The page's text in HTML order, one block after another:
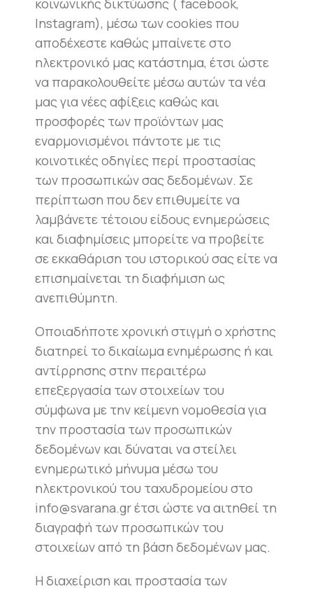
κοινωνικής δικτύωσης ( facebook,
Instagram), μέσω των cookies που
αποδέχεστε καθώς μπαίνετε στο
ηλεκτρονικό μας κατάστημα, έτσι ώστε
να παρακολουθείτε μέσω αυτών τα νέα
μας για νέες αφίξεις καθώς και
προσφορές των προϊόντων μας
εναρμονισμένοι πάντοτε με τις
κοινοτικές οδηγίες περί προστασίας
των προσωπικών σας δεδομένων. Σε
περίπτωση που δεν επιθυμείτε να
λαμβάνετε τέτοιου είδους ενημερώσεις
και διαφημίσεις μπορείτε να προβείτε
σε εκκαθάριση του ιστορικού σας είτε να
επισημαίνεται τη διαφήμιση ως
ανεπιθύμητη.
Οποιαδήποτε χρονική στιγμή ο χρήστης
διατηρεί το δικαίωμα ενημέρωσης ή και
αντίρρησης στην περαιτέρω
επεξεργασία των στοιχείων του
σύμφωνα με την κείμενη νομοθεσία για
την προστασία των προσωπικών
δεδομένων και δύναται να στείλει
ενημερωτικό μήνυμα μέσω του
ηλεκτρονικού του ταχυδρομείου στο
info@svarana.gr έτσι ώστε να αιτηθεί τη
διαγραφή των προσωπικών του
στοιχείων από τη βάση δεδομένων μας.
Η διαχείριση και προστασία των